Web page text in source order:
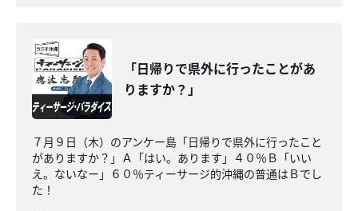
「日帰りで県外に行ったことがあ
りますか？」
７月９日（木）のアンケー島「日帰りで県外に行ったこと
がありますか？」Ａ「はい。あります」４０％Ｂ「いい
え。ないなー」６０％ティーサージ的沖縄の普通はＢでし
た！